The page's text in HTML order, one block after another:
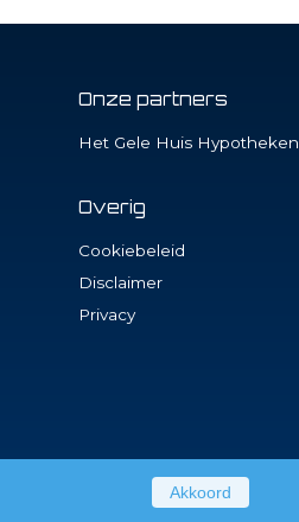
Akkoord
Onze partners
Het Gele Huis Hypotheken
Overig
Cookiebeleid
Disclaimer
Privacy